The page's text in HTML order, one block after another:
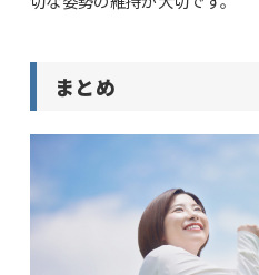
まとめ